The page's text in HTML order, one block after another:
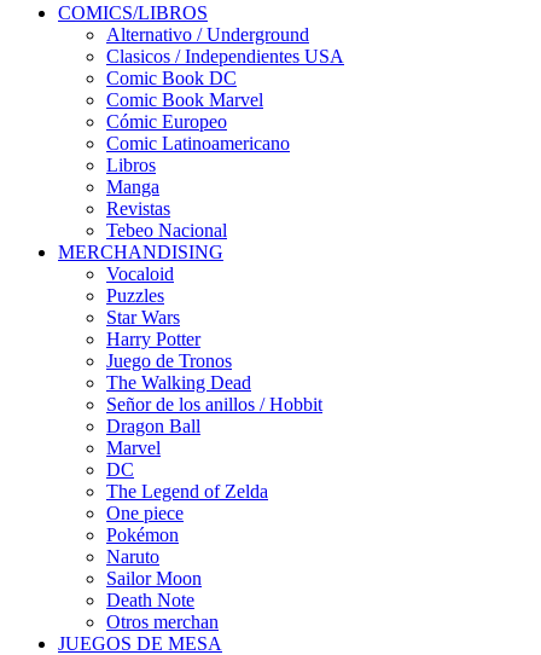
COMICS/LIBROS
Alternativo / Underground
Clasicos / Independientes USA
Comic Book DC
Comic Book Marvel
Cómic Europeo
Comic Latinoamericano
Libros
Manga
Revistas
Tebeo Nacional
MERCHANDISING
Vocaloid
Puzzles
Star Wars
Harry Potter
Juego de Tronos
The Walking Dead
Señor de los anillos / Hobbit
Dragon Ball
Marvel
DC
The Legend of Zelda
One piece
Pokémon
Naruto
Sailor Moon
Death Note
Otros merchan
JUEGOS DE MESA